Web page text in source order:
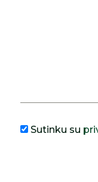
Sutinku su